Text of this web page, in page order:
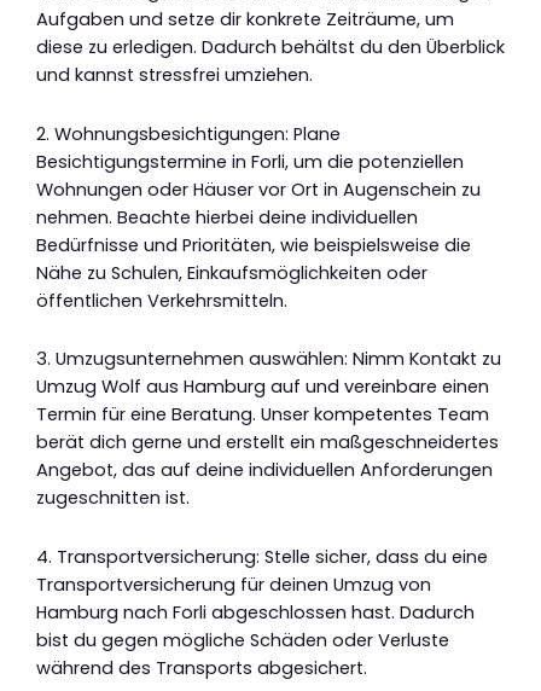
Aufgaben und setze dir konkrete Zeiträume, um
diese zu erledigen. Dadurch behältst du den Überblick
und kannst stressfrei umziehen.
2. Wohnungsbesichtigungen: Plane
Besichtigungstermine in Forli, um die potenziellen
Wohnungen oder Häuser vor Ort in Augenschein zu
nehmen. Beachte hierbei deine individuellen
Bedürfnisse und Prioritäten, wie beispielsweise die
Nähe zu Schulen, Einkaufsmöglichkeiten oder
öffentlichen Verkehrsmitteln.
3. Umzugsunternehmen auswählen: Nimm Kontakt zu
Umzug Wolf aus Hamburg auf und vereinbare einen
Termin für eine Beratung. Unser kompetentes Team
berät dich gerne und erstellt ein maßgeschneidertes
Angebot, das auf deine individuellen Anforderungen
zugeschnitten ist.
4. Transportversicherung: Stelle sicher, dass du eine
Transportversicherung für deinen Umzug von
Hamburg nach Forli abgeschlossen hast. Dadurch
bist du gegen mögliche Schäden oder Verluste
während des Transports abgesichert.